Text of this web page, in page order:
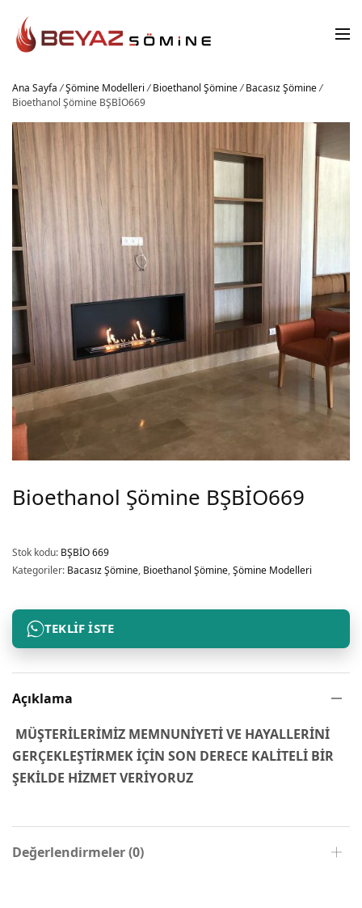
Ana Sayfa /Şömine Modelleri / Bioethanol Şömine/ Bacasız Şömine/
Bioethanol Şömine BŞBİO669
Bioethanol Şömine BŞBİO669
Stok kodu: BŞBİO 669
Kategoriler: Bacasız Şömine, Bioethanol Şömine,Şömine Modelleri
TEKLIF İSTE
Açıklama
MÜŞTERİLERİMİZ MEMNUNİYETİ VE HAYALLERİNİ
GERÇEKLEŞTİRMEK İÇİN SON DERECE KALİTELİ BİR
ŞEKİLDE HİZMET VERİYORUZ
Değerlendirmeler (0)